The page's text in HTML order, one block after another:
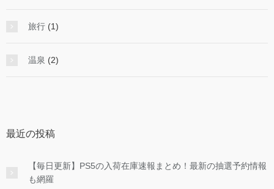
旅行 (1)
温泉 (2)
最近の投稿
【毎日更新】PS5の入荷在庫速報まとめ！最新の抽選予約情報
も網羅